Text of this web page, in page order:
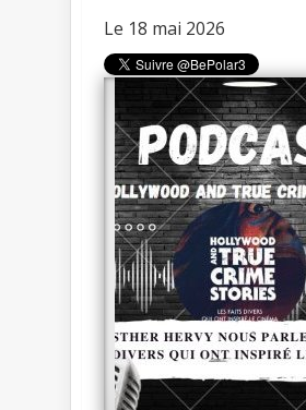
Le 18 mai 2026